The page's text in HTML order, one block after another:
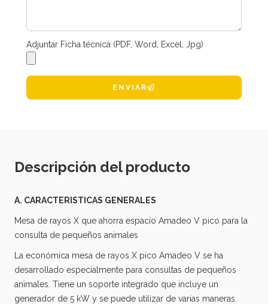
Adjuntar Ficha técnica (PDF, Word, Excel, Jpg)
ENVIAR
Descripción del producto
A. CARACTERISTICAS GENERALES
Mesa de rayos X que ahorra espacio Amadeo V pico para la
consulta de pequeños animales
La económica mesa de rayos X pico Amadeo V se ha
desarrollado especialmente para consultas de pequeños
animales. Tiene un soporte integrado que incluye un
generador de 5 kW y se puede utilizar de varias maneras.